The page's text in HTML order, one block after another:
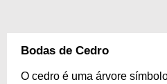
Bodas de Cedro
O cedro é uma árvore